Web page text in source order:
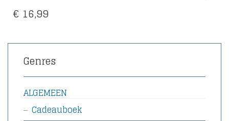
€ 16,99
Genres
ALGEMEEN
Cadeauboek